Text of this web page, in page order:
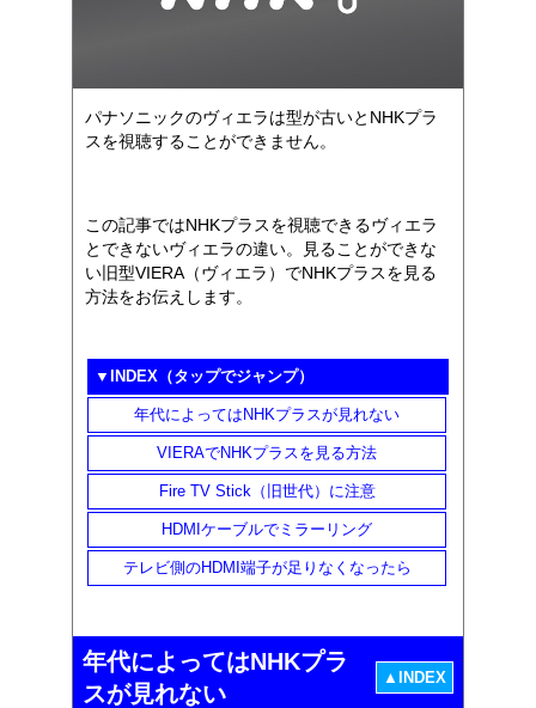
パナソニックのヴィエラは型が古いとNHKプラ
スを視聴することができません。
この記事ではNHKプラスを視聴できるヴィエラ
とできないヴィエラの違い。見ることができな
い旧型VIERA（ヴィエラ）でNHKプラスを見る
方法をお伝えします。
▼INDEX（タップでジャンプ）
年代によってはNHKプラスが見れない
VIERAでNHKプラスを見る方法
Fire TV Stick（旧世代）に注意
HDMIケーブルでミラーリング
テレビ側のHDMI端子が足りなくなったら
年代によってはNHKプラ
スが見れない
▲INDEX